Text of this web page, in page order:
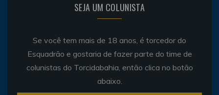
SEJA UM COLUNISTA
Se você tem mais de 18 anos, é torcedor do
Esquadrão e gostaria de fazer parte do time de
colunistas do Torcidabahia, então clica no botão
abaixo.